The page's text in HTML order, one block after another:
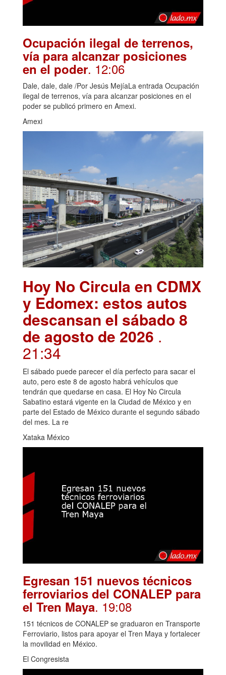
Ocupación ilegal de terrenos,
vía para alcanzar posiciones
en el poder. 12:06
Dale, dale, dale /Por Jesús MejíaLa entrada Ocupación
ilegal de terrenos, vía para alcanzar posiciones en el
poder se publicó primero en Amexi.
Amexi
Hoy No Circula en CDMX
y Edomex: estos autos
descansan el sábado 8
de agosto de 2026 .
21:34
El sábado puede parecer el día perfecto para sacar el
auto, pero este 8 de agosto habrá vehículos que
tendrán que quedarse en casa. El Hoy No Circula
Sabatino estará vigente en la Ciudad de México y en
parte del Estado de México durante el segundo sábado
del mes. La re
Xataka México
Egresan 151 nuevos técnicos
ferroviarios del CONALEP para
el Tren Maya. 19:08
151 técnicos de CONALEP se graduaron en Transporte
Ferroviario, listos para apoyar el Tren Maya y fortalecer
la movilidad en México.
El Congresista